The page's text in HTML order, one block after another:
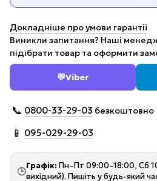
Докладніше про умови гарантії
Виникли запитання? Наші
підібрати товар та оформити
💬Viber
📞 0800-33-29-03 безкоштовно
📱 095-029-29-03
🕒
Графік: Пн–Пт 09:00–18:00, Сб
вихідний). Пишіть у будь-який